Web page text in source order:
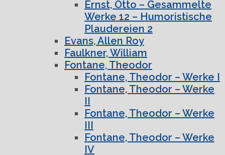
Ernst, Otto – Gesammelte
Werke 12 – Humoristische
Plaudereien 2
Evans, Allen Roy
Faulkner, William
Fontane, Theodor
Fontane, Theodor – Werke I
Fontane, Theodor – Werke
II
Fontane, Theodor – Werke
III
Fontane, Theodor – Werke
IV